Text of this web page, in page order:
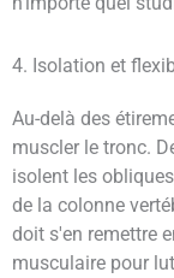
4. Isolation et
Au-delà des
muscler le tronc.
isolent les
de la colonne
doit s'en remettre
musculaire pour